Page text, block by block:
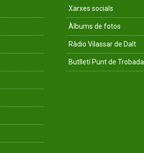
Xarxes socials
Àlbums de fotos
Ràdio Vilassar de Dalt
Butlletí Punt de Trobada